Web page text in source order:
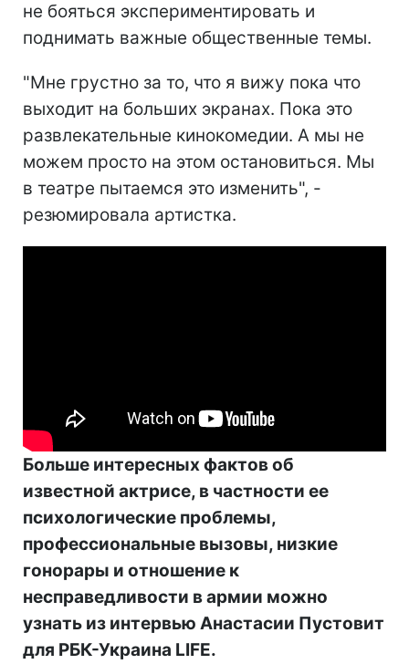
не бояться экспериментировать и
поднимать важные общественные темы.
"Мне грустно за то, что я вижу пока что
выходит на больших экранах. Пока это
развлекательные кинокомедии. А мы не
можем просто на этом остановиться. Мы
в театре пытаемся это изменить", -
резюмировала артистка.
Больше интересных фактов об
известной актрисе, в частности ее
психологические проблемы,
профессиональные вызовы, низкие
гонорары и отношение к
несправедливости в армии можно
узнать из интервью Анастасии Пустовит
для РБК-Украина LIFE.